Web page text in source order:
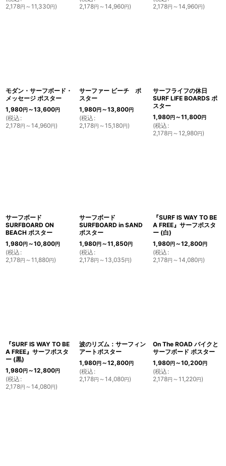
2,178円 ～11,330円)
2,178円 ～14,960円)
2,178円 ～14,960円)
モダン・サーフボード・
メッセージ ポスター
1,980円～13,600円
(税込 :
2,178円 ～14,960円)
サーファー ビーチ ポ
スター
1,980円～13,800円
(税込 :
2,178円 ～15,180円)
サーフライフの休日
SURF LIFE BOARDS ポ
スター
1,980円～11,800円
(税込 :
2,178円 ～12,980円)
サーフボード
SURFBOARD ON
BEACH ポスター
1,980円～10,800円
(税込 :
2,178円 ～11,880円)
サーフボード
SURFBOARD in SAND
ポスター
1,980円～11,850円
(税込 :
2,178円 ～13,035円)
『SURF IS WAY TO BE
A FREE』サーフポスタ
ー (白)
1,980円～12,800円
(税込 :
2,178円 ～14,080円)
『SURF IS WAY TO BE
A FREE』サーフポスタ
ー (黒)
1,980円～12,800円
(税込 :
2,178円 ～14,080円)
波のリズム：サーフィン
アートポスター
1,980円～12,800円
(税込 :
2,178円 ～14,080円)
On The ROAD バイクと
サーフボード ポスター
1,980円～10,200円
(税込 :
2,178円 ～11,220円)